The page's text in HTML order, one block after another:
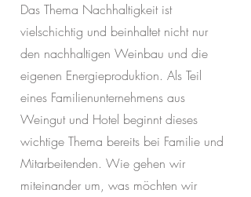
Das Thema Nachhaltigkeit ist
vielschichtig und beinhaltet nicht nur
den nachhaltigen Weinbau und die
eigenen Energieproduktion. Als Teil
eines Familienunternehmens aus
Weingut und Hotel beginnt dieses
wichtige Thema bereits bei Familie und
Mitarbeitenden. Wie gehen wir
miteinander um, was möchten wir